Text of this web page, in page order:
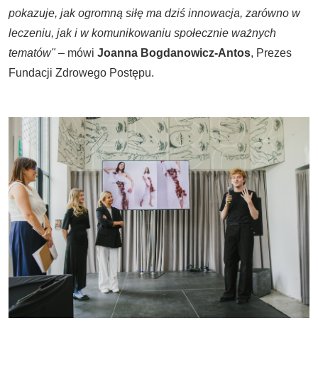
pokazuje, jak ogromną siłę ma dziś innowacja, zarówno w
leczeniu, jak i w komunikowaniu społecznie ważnych
tematów"– mówi Joanna Bogdanowicz-Antos, Prezes
Fundacji Zdrowego Postępu.